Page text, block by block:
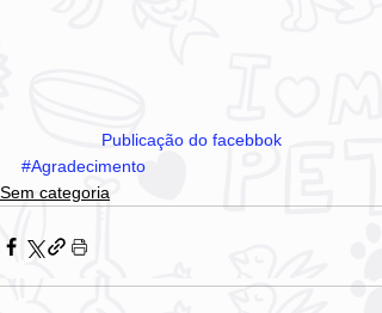
Publicação do facebbok
#Agradecimento
Sem categoria